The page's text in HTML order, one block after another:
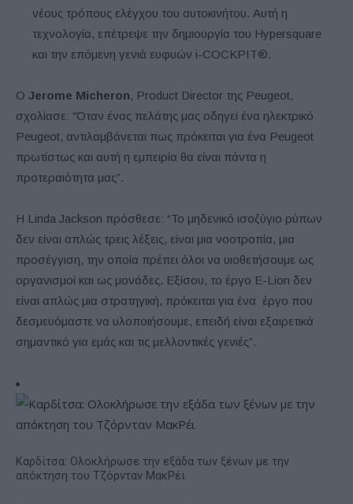
νέους τρόπους ελέγχου του αυτοκινήτου. Αυτή η
τεχνολογία, επέτρεψε την δημιουργία του Hypersquare
και την επόμενη γενιά ευφυών i-COCKPIT®.
Ο Jerome Micheron, Product Director της Peugeot,
σχολίασε: “Όταν ένας πελάτης μας οδηγεί ένα ηλεκτρικό
Peugeot, αντιλαμβάνεται πως πρόκειται για ένα Peugeot
πρωτίστως και αυτή η εμπειρία θα είναι πάντα η
προτεραιότητα μας”.
Η Linda Jackson πρόσθεσε: “To μηδενικό ισοζύγιο ρύπων
δεν είναι απλώς τρεις λέξεις, είναι μια νοοτροπία, μια
προσέγγιση, την οποία πρέπει όλοι να υιοθετήσουμε ως
οργανισμοί και ως μονάδες. Εξίσου, το έργο E-Lion δεν
είναι απλώς μια στρατηγική, πρόκειται για ένα έργο που
δεσμευόμαστε να υλοποιήσουμε, επειδή είναι εξαιρετικά
σημαντικό για εμάς και τις μελλοντικές γενιές”.
Καρδίτσα: Ολοκλήρωσε την εξάδα των ξένων με την
απόκτηση του Τζόρνταν ΜακΡέι